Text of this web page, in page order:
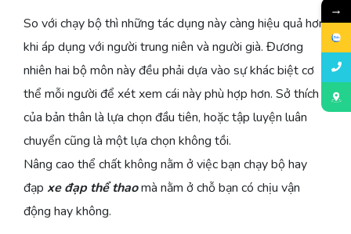
So với chạy bộ thì những tác dụng này càng hiệu quả hơn
khi áp dụng với người trung niên và người già. Đương
nhiên hai bộ môn này đều phải dựa vào sự khác biệt cơ
thể mỗi người để xét xem cái này phù hợp hơn. Sở thích
của bản thân là lựa chọn đầu tiên, hoặc tập luyện luân
chuyển cũng là một lựa chọn không tồi.
Nâng cao thể chất không nằm ở việc bạn chạy bộ hay
đạp xe đạp thể thaomà nằm ở chỗ bạn có chịu vận
động hay không.
→